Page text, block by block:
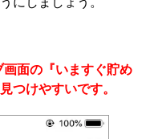
面の『いますぐ貯め
つけやすいです。